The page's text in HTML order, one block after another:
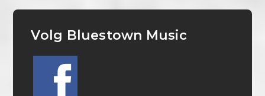
Volg Bluestown Music